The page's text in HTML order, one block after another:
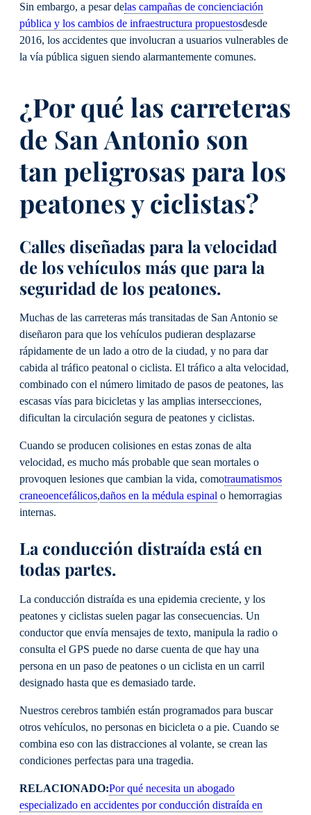
Sin embargo, a pesar delas campañas de concienciación
pública y los cambios de infraestructura propuestosdesde
2016, los accidentes que involucran a usuarios vulnerables de
la vía pública siguen siendo alarmantemente comunes.
¿Por qué las carreteras
de San Antonio son
tan peligrosas para los
peatones y ciclistas?
Calles diseñadas para la velocidad
de los vehículos más que para la
seguridad de los peatones.
Muchas de las carreteras más transitadas de San Antonio se
diseñaron para que los vehículos pudieran desplazarse
rápidamente de un lado a otro de la ciudad, y no para dar
cabida al tráfico peatonal o ciclista. El tráfico a alta velocidad,
combinado con el número limitado de pasos de peatones, las
escasas vías para bicicletas y las amplias intersecciones,
dificultan la circulación segura de peatones y ciclistas.
Cuando se producen colisiones en estas zonas de alta
velocidad, es mucho más probable que sean mortales o
provoquen lesiones que cambian la vida, comotraumatismos
craneoencefálicos,daños en la médula espinal o hemorragias
internas.
La conducción distraída está en
todas partes.
La conducción distraída es una epidemia creciente, y los
peatones y ciclistas suelen pagar las consecuencias. Un
conductor que envía mensajes de texto, manipula la radio o
consulta el GPS puede no darse cuenta de que hay una
persona en un paso de peatones o un ciclista en un carril
designado hasta que es demasiado tarde.
Nuestros cerebros también están programados para buscar
otros vehículos, no personas en bicicleta o a pie. Cuando se
combina eso con las distracciones al volante, se crean las
condiciones perfectas para una tragedia.
RELACIONADO:Por qué necesita un abogado
especializado en accidentes por conducción distraída en